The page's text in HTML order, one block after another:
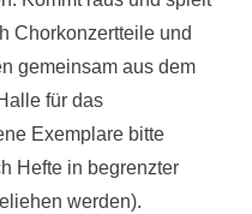
Chorkonzertteile und
gemeinsam aus dem
für das
Exemplare bitte
Hefte in begrenzter
werden).